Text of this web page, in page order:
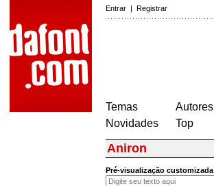
Entrar | Registrar
Temas
Novidades
Autores
Top
Aniron
Pré-visualização customizada